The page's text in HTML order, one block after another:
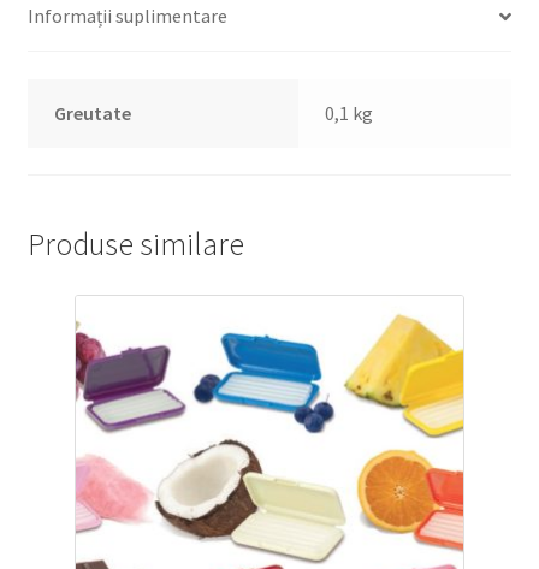
Informații suplimentare
Greutate 0,1 kg
Produse similare